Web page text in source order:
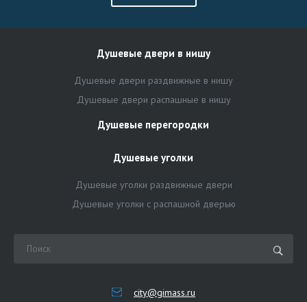
Душевые двери в нишу
Душевые двери раздвижные в нишу
Душевые двери распашные в нишу
Душевые перегородки
Душевые уголки
Душевые уголки раздвижные двери
Душевые уголки с распашной дверью
city@gimass.ru